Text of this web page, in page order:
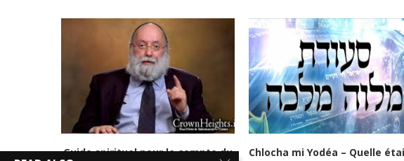
Guide spirituel pour le compte du
Chlocha mi Yodéa – Quelle